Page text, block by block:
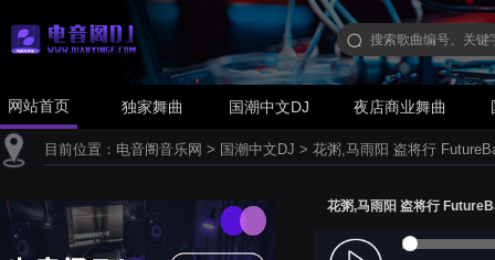
网站首页 独家舞曲 国潮中文DJ 夜店商业舞曲
目前位置： 电音阁音乐网 > 国潮中文DJ > 花粥,马雨阳 盗将行
花粥,马雨阳 盗将行